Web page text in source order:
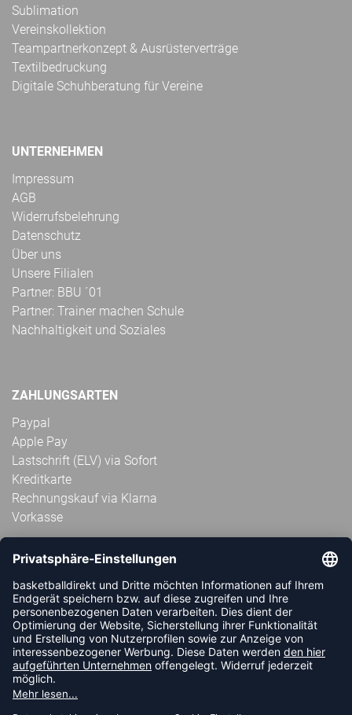
Sublimation
Vereinskollektion
Teampartnerkonzept & Ausrüsterverträge
Textilbedruckung
Digitale Schuhberatung für Vereine
UNTERNEHMEN
Impressum
AGB
Widerrufsbelehrung
Datenschutz
Über uns
Unsere Filialen
Partner: BBU ´01
Partner: Trainer machen Schule
Nachhaltigkeit und Soziales
ZAHLUNGSARTEN
Paypal
Apple Pay
Lastschrift (ELV) via Sofort
Kreditkarte
Rechnungskauf via Klarna
Vorkasse
ABONNIERE JETZT DEN KOSTENLOSEN
HANDBALLDIREKT-NEWSLETTER UND VERPASSE KEINE
NEUIGKEIT ODER AKTION MEHR.
JETZT ANMELDEN